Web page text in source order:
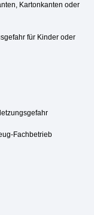
Kartonkanten oder
für Kinder oder
Fachbetrieb